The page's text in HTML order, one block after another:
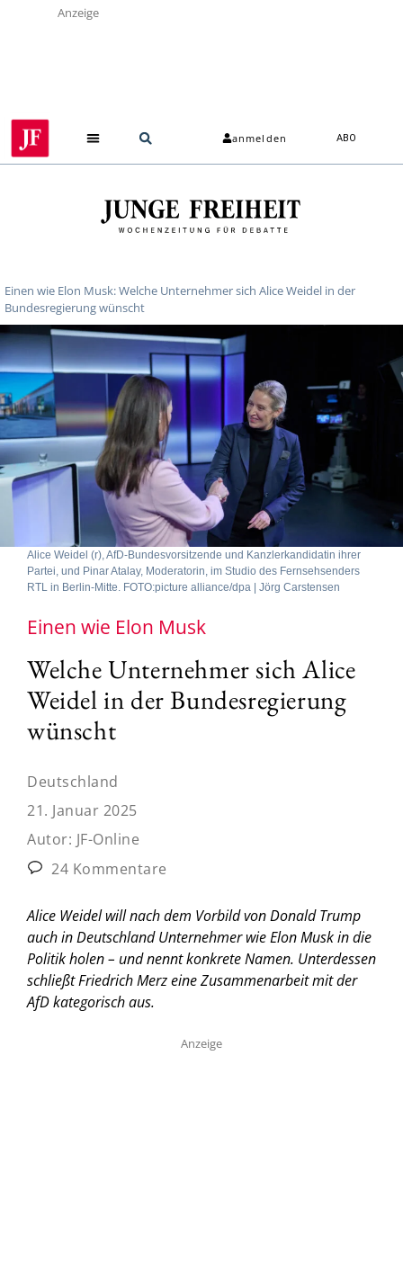
Anzeige
anmelden ABO
Einen wie Elon Musk: Welche Unternehmer sich Alice Weidel in der
Bundesregierung wünscht
Alice Weidel (r), AfD-Bundesvorsitzende und Kanzlerkandidatin ihrer
Partei, und Pinar Atalay, Moderatorin, im Studio des Fernsehsenders
RTL in Berlin-Mitte. FOTO:picture alliance/dpa | Jörg Carstensen
Einen wie Elon Musk
Welche Unternehmer sich Alice
Weidel in der Bundesregierung
wünscht
Deutschland
21. Januar 2025
Autor: JF-Online
24 Kommentare
Alice Weidel will nach dem Vorbild von Donald Trump
auch in Deutschland Unternehmer wie Elon Musk in die
Politik holen – und nennt konkrete Namen. Unterdessen
schließt Friedrich Merz eine Zusammenarbeit mit der
AfD kategorisch aus.
Anzeige